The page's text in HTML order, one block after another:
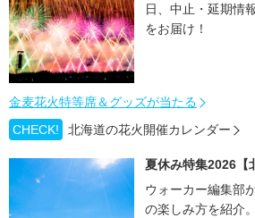
日、中止・延期情
をお届け！
金麦花火特等席＆グッズが当たる
CHECK!
北海道の花火開催カレンダー
夏休み特集2026【
ウォーカー編集部
の楽しみ方を紹介